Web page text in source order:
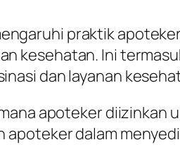
praktik
kesehatan. Ini
dan layanan
apoteker diizinkan
dalam